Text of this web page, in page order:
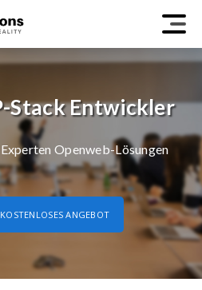
Stack Entwickler
Openweb-Lösungen
ANGEBOT